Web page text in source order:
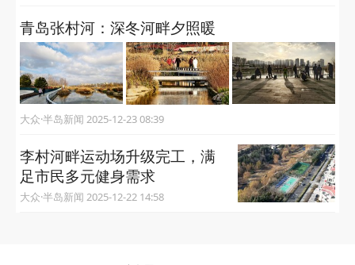
青岛张村河：深冬河畔夕照暖
大众·半岛新闻 2025-12-23 08:39
李村河畔运动场升级完工，满
足市民多元健身需求
大众·半岛新闻 2025-12-22 14:58